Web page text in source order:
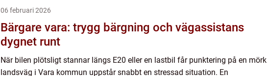
06 februari 2026
Bärgare vara: trygg bärgning och vägassistans
dygnet runt
När bilen plötsligt stannar längs E20 eller en lastbil får punktering på en mörk
landsväg i Vara kommun uppstår snabbt en stressad situation. En